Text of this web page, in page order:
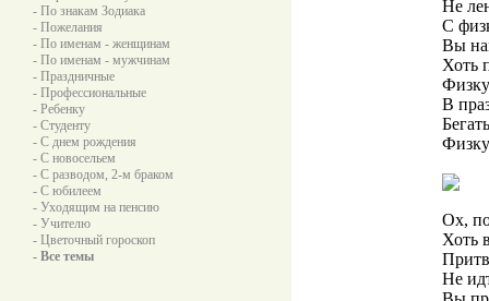
- По знакам Зодиака
- Пожелания
- По именам - женщинам
- По именам - мужчинам
- Праздничные
- Профессиональные
- Ребенку
- Студенту
- С днем рождения
- С новосельем
- С разводом, 2-м браком
- С юбилеем
- Уходящим на пенсию
- Учителю
- Цветочный гороскоп
- Все темы
Не
С
Вы
Хоть
В
Ох,
Хоть
Не